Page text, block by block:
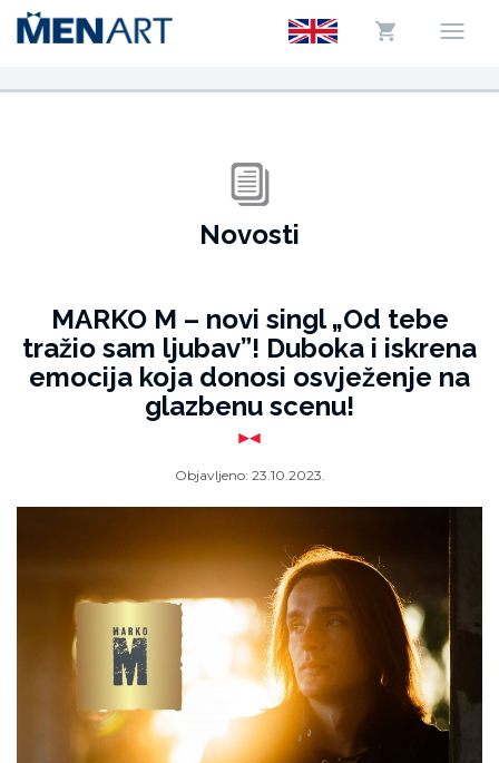
Novosti
MARKO M – novi singl „Od tebe
tražio sam ljubav”! Duboka i iskrena
emocija koja donosi osvježenje na
glazbenu scenu!
Objavljeno: 23.10.2023.